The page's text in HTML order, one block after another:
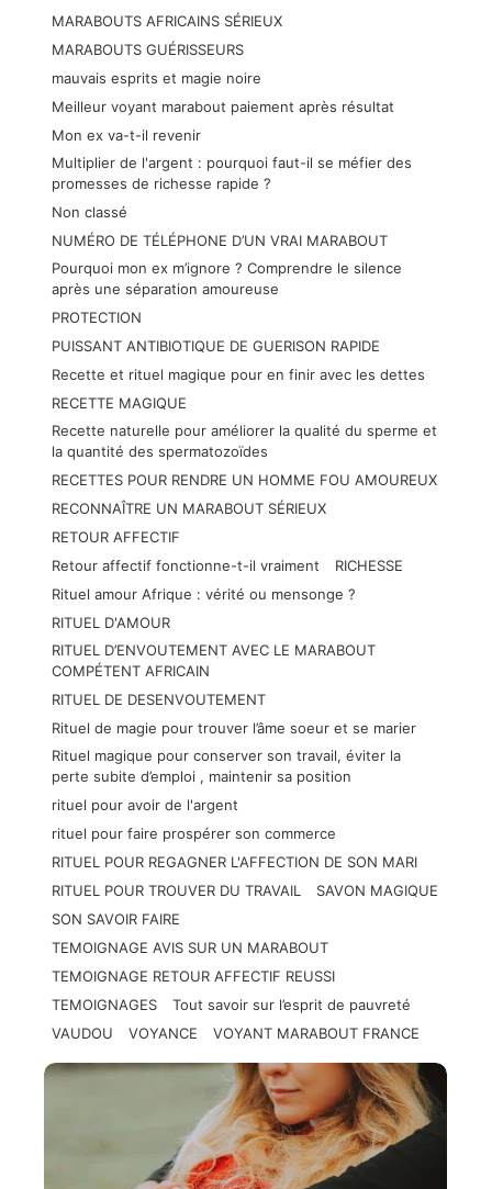
MARABOUTS AFRICAINS SÉRIEUX
MARABOUTS GUÉRISSEURS
mauvais esprits et magie noire
Meilleur voyant marabout paiement après résultat
Mon ex va-t-il revenir
Multiplier de l'argent : pourquoi faut-il se méfier des
promesses de richesse rapide ?
Non classé
NUMÉRO DE TÉLÉPHONE D’UN VRAI MARABOUT
Pourquoi mon ex m’ignore ? Comprendre le silence
après une séparation amoureuse
PROTECTION
PUISSANT ANTIBIOTIQUE DE GUERISON RAPIDE
Recette et rituel magique pour en finir avec les dettes
RECETTE MAGIQUE
Recette naturelle pour améliorer la qualité du sperme et
la quantité des spermatozoïdes
RECETTES POUR RENDRE UN HOMME FOU AMOUREUX
RECONNAÎTRE UN MARABOUT SÉRIEUX
RETOUR AFFECTIF
Retour affectif fonctionne-t-il vraiment
RICHESSE
Rituel amour Afrique : vérité ou mensonge ?
RITUEL D'AMOUR
RITUEL D’ENVOUTEMENT AVEC LE MARABOUT
COMPÉTENT AFRICAIN
RITUEL DE DESENVOUTEMENT
Rituel de magie pour trouver l’âme soeur et se marier
Rituel magique pour conserver son travail, éviter la
perte subite d’emploi , maintenir sa position
rituel pour avoir de l'argent
rituel pour faire prospérer son commerce
RITUEL POUR REGAGNER L'AFFECTION DE SON MARI
RITUEL POUR TROUVER DU TRAVAIL
SAVON MAGIQUE
SON SAVOIR FAIRE
TEMOIGNAGE AVIS SUR UN MARABOUT
TEMOIGNAGE RETOUR AFFECTIF REUSSI
TEMOIGNAGES
Tout savoir sur l’esprit de pauvreté
VAUDOU
VOYANCE VOYANT MARABOUT FRANCE